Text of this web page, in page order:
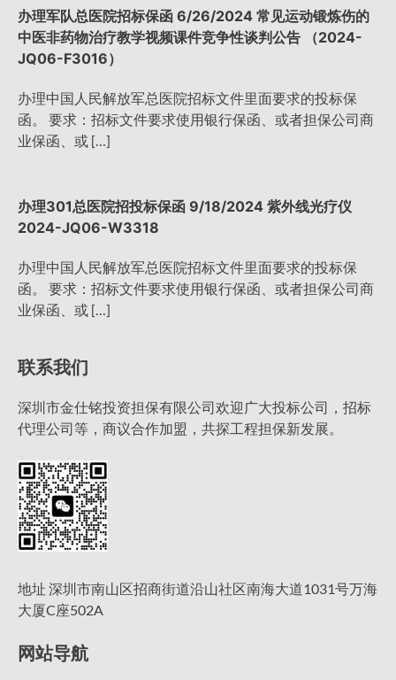
办理军队总医院招标保函 6/26/2024 常见运动锻炼伤的
中医非药物治疗教学视频课件竞争性谈判公告 （2024-
JQ06-F3016）
办理中国人民解放军总医院招标文件里面要求的投标保
函。 要求：招标文件要求使用银行保函、或者担保公司商
业保函、或 […]
办理301总医院招投标保函 9/18/2024 紫外线光疗仪
2024-JQ06-W3318
办理中国人民解放军总医院招标文件里面要求的投标保
函。 要求：招标文件要求使用银行保函、或者担保公司商
业保函、或 […]
联系我们
深圳市金仕铭投资担保有限公司欢迎广大投标公司，招标
代理公司等，商议合作加盟，共探工程担保新发展。
地址 深圳市南山区招商街道沿山社区南海大道1031号万海
大厦C座502A
网站导航